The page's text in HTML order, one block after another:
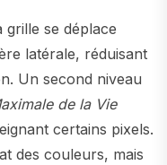
grille se déplace
latérale, réduisant
Un second niveau
de la Vie
certains pixels.
des couleurs, mais